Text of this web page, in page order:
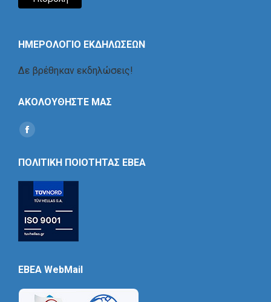
ΗΜΕΡΟΛΟΓΙΟ ΕΚΔΗΛΩΣΕΩΝ
Δε βρέθηκαν εκδηλώσεις!
ΑΚΟΛΟΥΘΗΣΤΕ ΜΑΣ
Find us on:
Social
ΠΟΛΙΤΙΚΗ ΠΟΙΟΤΗΤΑΣ ΕΒΕΑ
EBEA WebMail